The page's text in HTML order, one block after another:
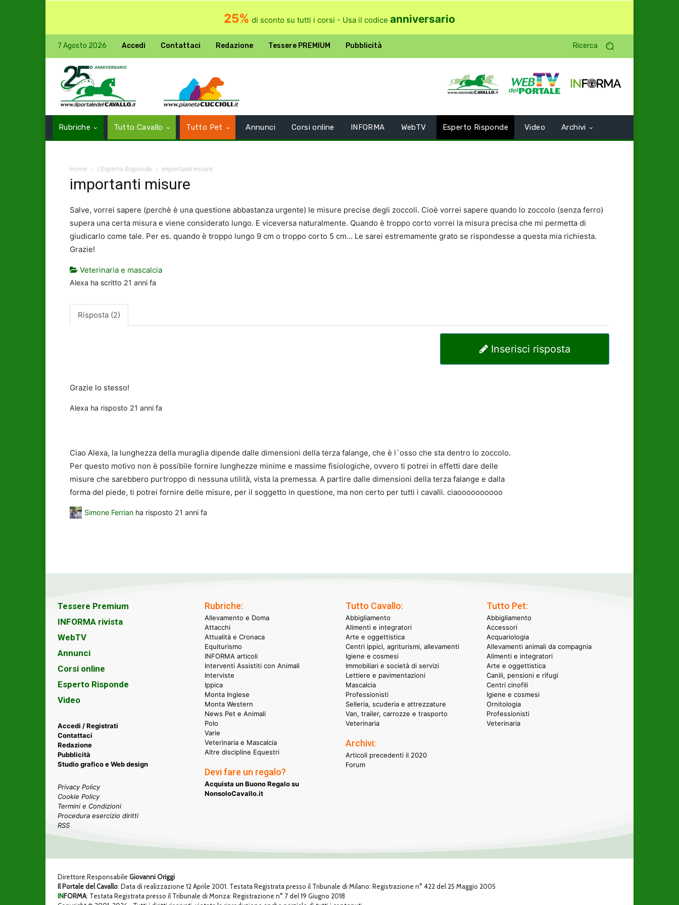
25% di sconto su tutti i corsi - Usa il codice anniversario
7 Agosto 2026 Accedi Contattaci Redazione Tessere PREMIUM Pubblicità Ricerca
Rubriche Tutto Cavallo Tutto Pet Annunci Corsi online INFORMA WebTV Esperto Risponde Video Archivi
Home L’Esperto Risponde importanti misure
importanti misure
Salve, vorrei sapere (perchè è una questione abbastanza urgente) le misure precise degli zoccoli. Cioè vorrei sapere quando lo zoccolo (senza ferro)
supera una certa misura e viene considerato lungo. E viceversa naturalmente. Quando è troppo corto vorrei la misura precisa che mi permetta di
giudicarlo come tale. Per es. quando è troppo lungo 9 cm o troppo corto 5 cm… Le sarei estremamente grato se rispondesse a questa mia richiesta.
Grazie!
Veterinaria e mascalcia
Alexa ha scritto 21 anni fa
Risposta (2)
Inserisci risposta
Grazie lo stesso!
Alexa ha risposto 21 anni fa
Ciao Alexa, la lunghezza della muraglia dipende dalle dimensioni della terza falange, che è l`osso che sta dentro lo zoccolo.
Per questo motivo non è possibile fornire lunghezze minime e massime fisiologiche, ovvero ti potrei in effetti dare delle
misure che sarebbero purtroppo di nessuna utilità, vista la premessa. A partire dalle dimensioni della terza falange e dalla
forma del piede, ti potrei fornire delle misure, per il soggetto in questione, ma non certo per tutti i cavalli. ciaoooooooooo
Simone Ferrian ha risposto 21 anni fa
Tessere Premium
INFORMA rivista
WebTV
Annunci
Corsi online
Esperto Risponde
Video
Accedi / Registrati
Contattaci
Redazione
Pubblicità
Studio grafico e Web design
Privacy Policy
Cookie Policy
Termini e Condizioni
Procedura esercizio diritti
RSS
Rubriche:
Allevamento e Doma
Attacchi
Attualità e Cronaca
Equiturismo
INFORMA articoli
Interventi Assistiti con Animali
Interviste
Ippica
Monta Inglese
Monta Western
News Pet e Animali
Polo
Varie
Veterinaria e Mascalcia
Altre discipline Equestri
Devi fare un regalo?
Acquista un Buono Regalo su
NonsoloCavallo.it
Tutto Cavallo:
Abbigliamento
Alimenti e integratori
Arte e oggettistica
Centri ippici, agriturismi, allevamenti
Igiene e cosmesi
Immobiliari e società di servizi
Lettiere e pavimentazioni
Mascalcia
Professionisti
Selleria, scuderia e attrezzature
Van, trailer, carrozze e trasporto
Veterinaria
Archivi:
Articoli precedenti il 2020
Forum
Tutto Pet:
Abbigliamento
Accessori
Acquariologia
Allevamenti animali da compagnia
Alimenti e integratori
Arte e oggettistica
Canili, pensioni e rifugi
Centri cinofili
Igiene e cosmesi
Ornitologia
Professionisti
Veterinaria
Direttore Responsabile Giovanni Origgi
Il Portale del Cavallo: Data di realizzazione 12 Aprile 2001. Testata Registrata presso il Tribunale di Milano: Registrazione n° 422 del 25 Maggio 2005
INFORMA: Testata Registrata presso il Tribunale di Monza: Registrazione n° 7 del 19 Giugno 2018